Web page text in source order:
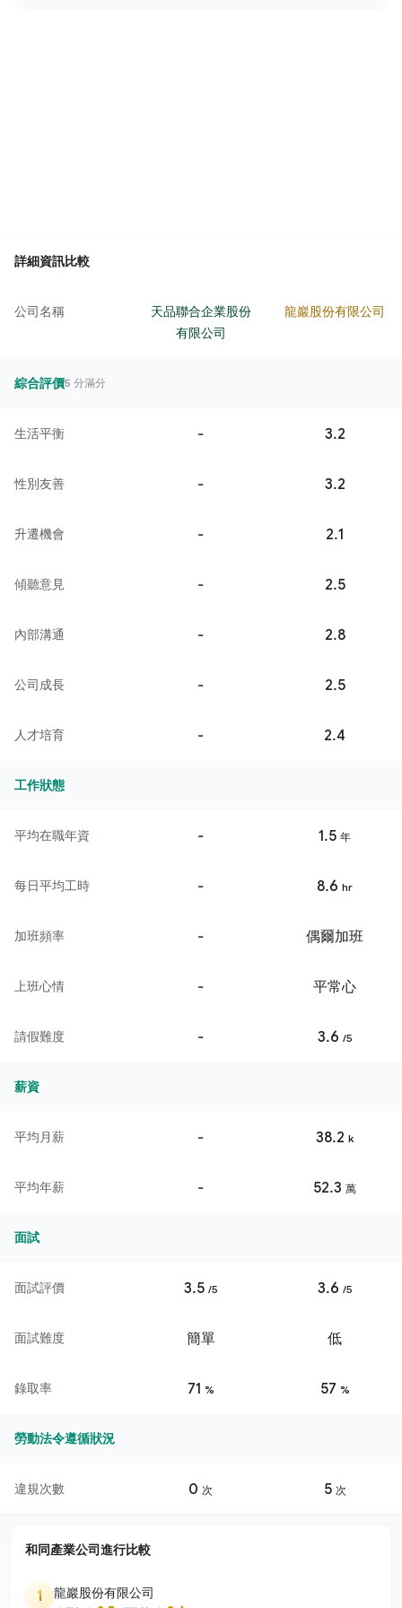
詳細資訊比較
公司名稱
天品聯合企業股份
有限公司
龍巖股份有限公司
綜合評價5 分滿分
生活平衡 - 3.2
性別友善 - 3.2
升遷機會 - 2.1
傾聽意見 - 2.5
內部溝通 - 2.8
公司成長 - 2.5
人才培育 - 2.4
工作狀態
平均在職年資 - 1.5 年
每日平均工時 - 8.6 hr
加班頻率 - 偶爾加班
上班心情 - 平常心
請假難度 - 3.6 /5
薪資
平均月薪 - 38.2 k
平均年薪 - 52.3 萬
面試
面試評價 3.5 /5 3.6 /5
面試難度 簡單 低
錄取率 71 % 57 %
勞動法令遵循狀況
違規次數 0 次 5 次
和同產業公司進行比較
1 龍巖股份有限公司